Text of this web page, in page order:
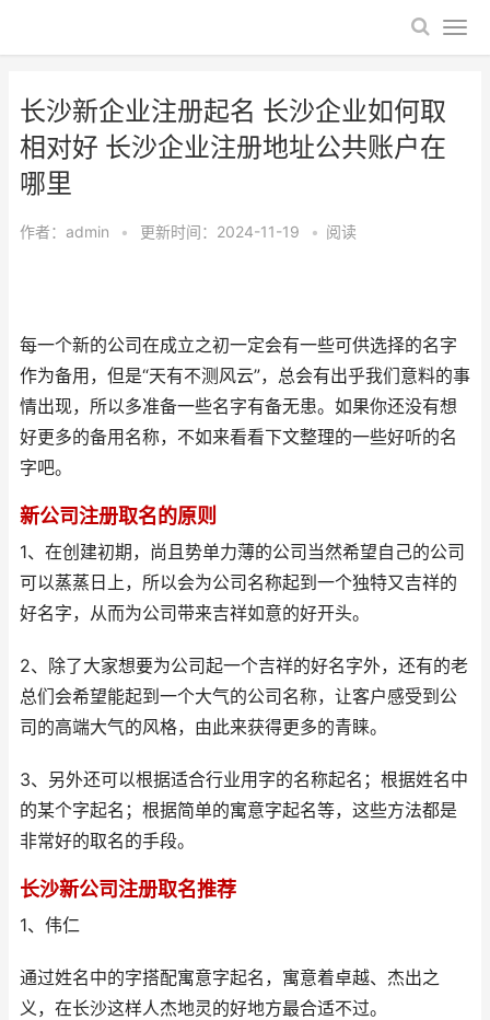
长沙新企业注册起名 长沙企业如何取
相对好 长沙企业注册地址公共账户在
哪里
作者： admin • 更新时间：2024-11-19 • 阅读
每一个新的公司在成立之初一定会有一些可供选择的名字
作为备用，但是“天有不测风云”，总会有出乎我们意料的事
情出现，所以多准备一些名字有备无患。如果你还没有想
好更多的备用名称，不如来看看下文整理的一些好听的名
字吧。
新公司注册取名的原则
1、在创建初期，尚且势单力薄的公司当然希望自己的公司
可以蒸蒸日上，所以会为公司名称起到一个独特又吉祥的
好名字，从而为公司带来吉祥如意的好开头。
2、除了大家想要为公司起一个吉祥的好名字外，还有的老
总们会希望能起到一个大气的公司名称，让客户感受到公
司的高端大气的风格，由此来获得更多的青睐。
3、另外还可以根据适合行业用字的名称起名；根据姓名中
的某个字起名；根据简单的寓意字起名等，这些方法都是
非常好的取名的手段。
长沙新公司注册取名推荐
1、伟仁
通过姓名中的字搭配寓意字起名，寓意着卓越、杰出之
义，在长沙这样人杰地灵的好地方最合适不过。